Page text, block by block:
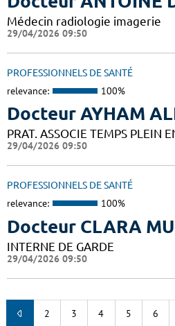
Médecin radiologie imagerie
29/04/2026 09:50
PROFESSIONNELS DE SANTÉ
relevance: 100%
Docteur AYHAM
PRAT. ASSOCIE TEMPS PLEIN
29/04/2026 09:50
PROFESSIONNELS DE SANTÉ
relevance: 100%
Docteur CLARA
INTERNE DE GARDE
29/04/2026 09:50
2 3 4 5 6